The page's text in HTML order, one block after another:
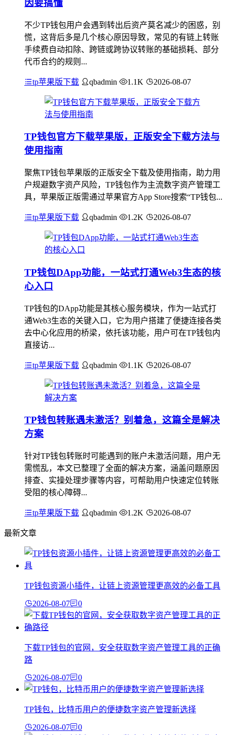
因要搞懂
不少TP钱包用户会遇到转出后资产莫名减少的困惑，别
慌，这背后多是几个核心原因导致，常见的有链上转账
手续费自动扣除、跨链或跨协议转账的基础损耗、部分
代币合约的规则...
tp苹果版下载 qbadmin 1.1K 2026-08-07
TP钱包官方下载苹果版，正版安全下载方法与
使用指南
聚焦TP钱包苹果版的正版安全下载及使用指南，助力用
户规避数字资产风险，TP钱包作为主流数字资产管理工
具，苹果版正版需通过苹果官方App Store搜索“TP钱包...
tp苹果版下载 qbadmin 1.2K 2026-08-07
TP钱包DApp功能，一站式打通Web3生态的核
心入口
TP钱包的DApp功能是其核心服务模块，作为一站式打
通Web3生态的关键入口，它为用户搭建了便捷连接各类
去中心化应用的桥梁，依托该功能，用户可在TP钱包内
直接访...
tp苹果版下载 qbadmin 1.1K 2026-08-07
TP钱包转账遇未激活？别着急，这篇全是解决
方案
针对TP钱包转账时可能遇到的账户未激活问题，用户无
需慌乱，本文已整理了全面的解决方案，涵盖问题原因
排查、实操处理步骤等内容，可帮助用户快速定位转账
受阻的核心障碍...
tp苹果版下载 qbadmin 1.2K 2026-08-07
最新文章
TP钱包资源小插件，让链上资源管理更高效的必备工具
2026-08-07 0
下载TP钱包的官网，安全获取数字资产管理工具的正确
路
2026-08-07 0
TP钱包，比特币用户的便捷数字资产管理新选择
2026-08-07 0